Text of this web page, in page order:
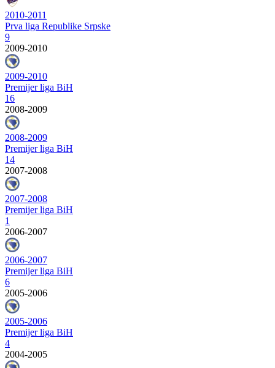
2010-2011
Prva liga Republike Srpske
9
2009-2010
2009-2010
Premijer liga BiH
16
2008-2009
2008-2009
Premijer liga BiH
14
2007-2008
2007-2008
Premijer liga BiH
1
2006-2007
2006-2007
Premijer liga BiH
6
2005-2006
2005-2006
Premijer liga BiH
4
2004-2005